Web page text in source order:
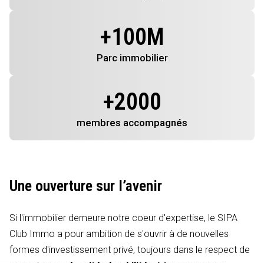
+100M
Parc immobilier
+2000
membres accompagnés
Une ouverture sur l’avenir
Si l'immobilier demeure notre coeur d'expertise, le SIPA
Club Immo a pour ambition de s'ouvrir à de nouvelles
formes d'investissement privé, toujours dans le respect de